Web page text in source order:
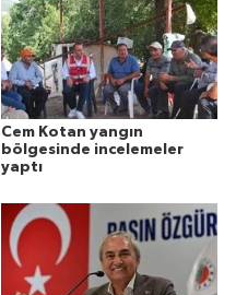
Cem Kotan yangın
bölgesinde incelemeler
yaptı